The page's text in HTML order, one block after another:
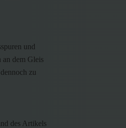
und
an dem Gleis
zu
des Artikels